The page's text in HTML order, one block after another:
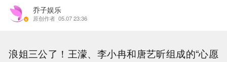
乔子娱乐
原创作者 05.07 23:36
浪姐三公了！王濛、李小冉和唐艺昕组成的“心愿